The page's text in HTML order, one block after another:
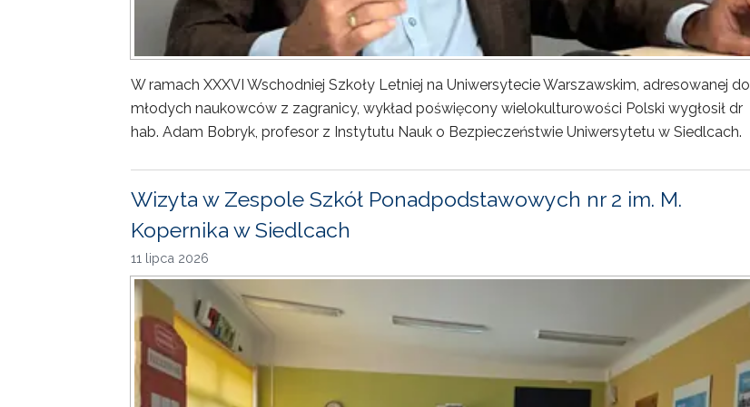
W ramach XXXVI Wschodniej Szkoły Letniej na Uniwersytecie Warszawskim, adresowanej do
młodych naukowców z zagranicy, wykład poświęcony wielokulturowości Polski wygłosił dr
hab. Adam Bobryk, profesor z Instytutu Nauk o Bezpieczeństwie Uniwersytetu w Siedlcach.
Wizyta w Zespole Szkół Ponadpodstawowych nr 2 im. M.
Kopernika w Siedlcach
11 lipca 2026